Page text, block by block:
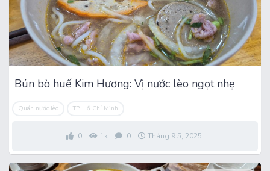
Bún bò huế Kim Hương: Vị nước lèo ngọt nhẹ
Quán nước lèo TP. Hồ Chí Minh
0 1k 0 Tháng 9 5, 2025